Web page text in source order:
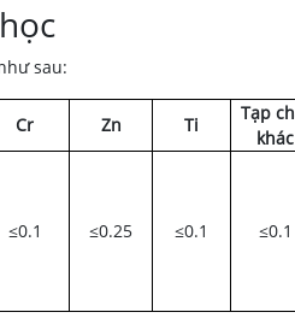
sau:
Cr Zn Ti
Tạp
khác
≤0.1 ≤0.25 ≤0.1 ≤0.1